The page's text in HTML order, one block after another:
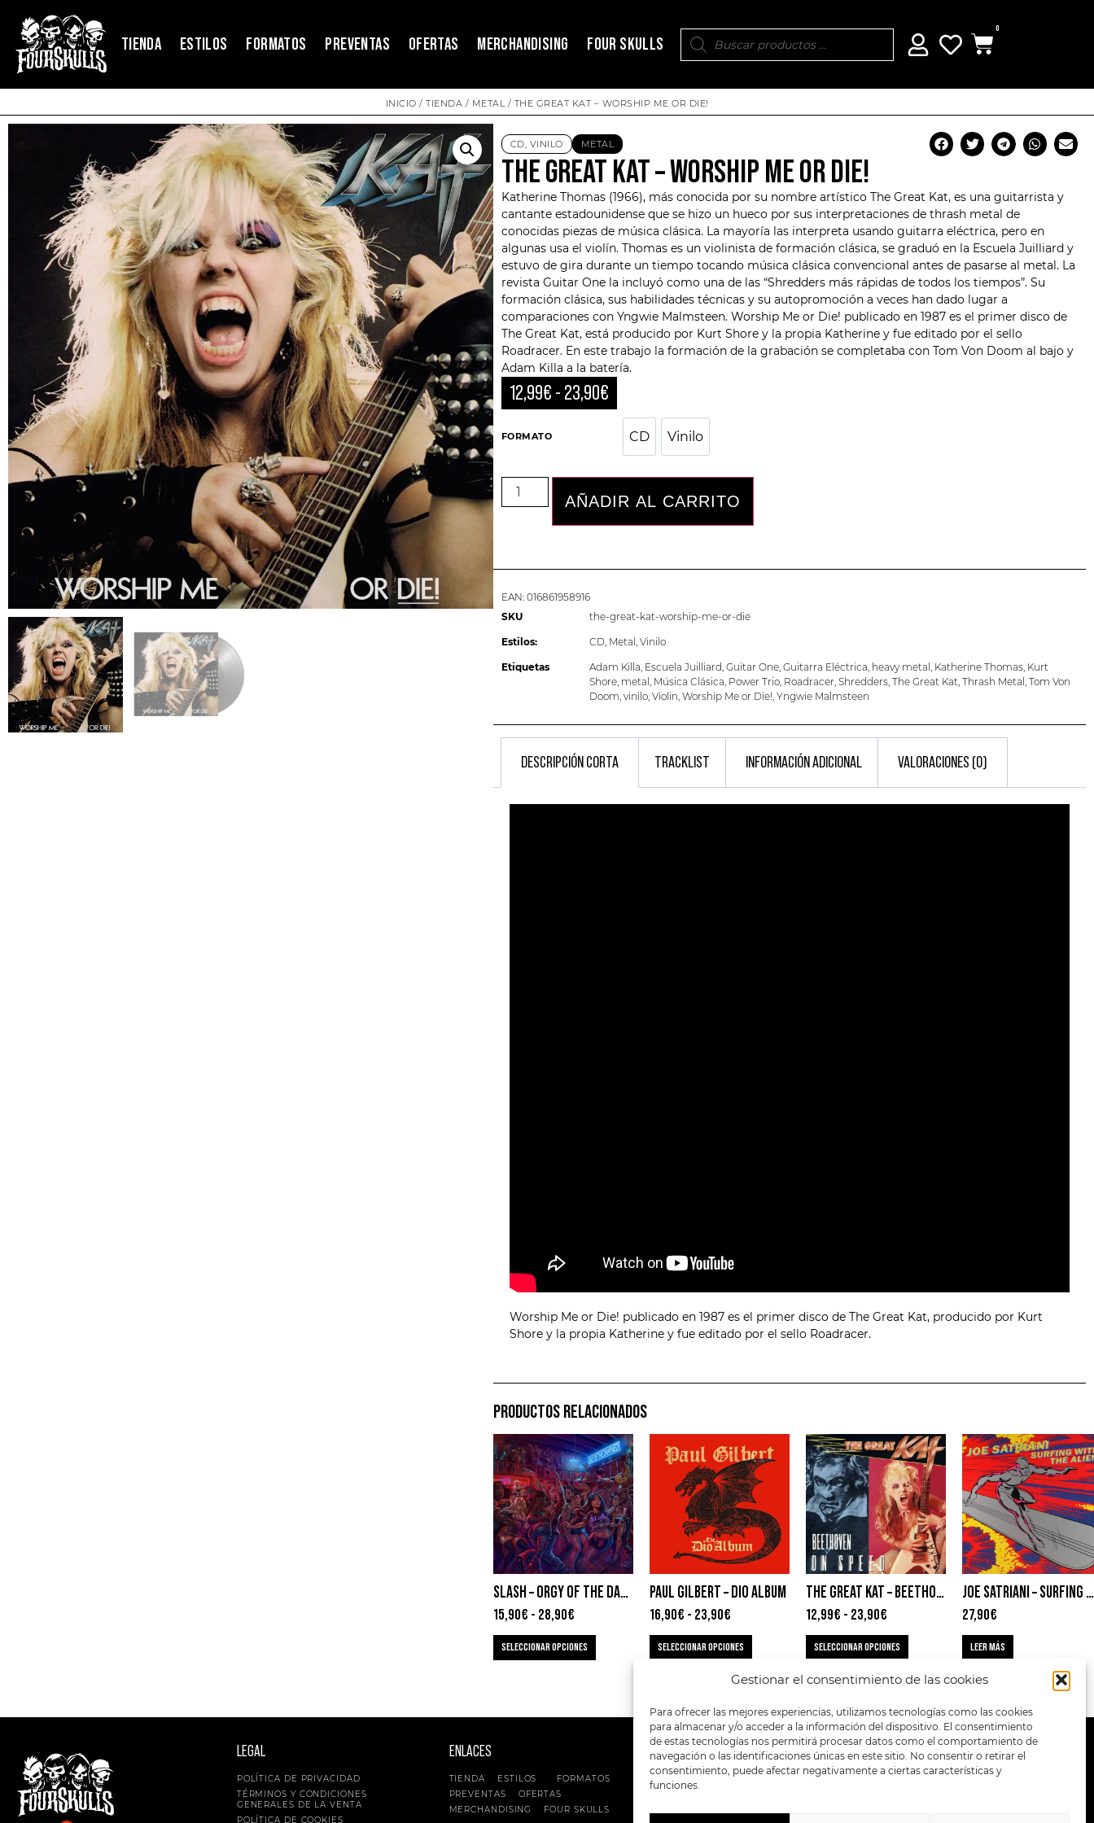
Gestionar el consentimiento de las cookies
Para ofrecer las mejores experiencias, utilizamos tecnologías como las cookies
para almacenar y/o acceder a la información del dispositivo. El consentimiento
de estas tecnologías nos permitirá procesar datos como el comportamiento de
navegación o las identificaciones únicas en este sitio. No consentir o retirar el
consentimiento, puede afectar negativamente a ciertas características y
funciones.
TIENDA ESTILOS FORMATOS PREVENTAS OFERTAS MERCHANDISING FOUR SKULLS
0
INICIO / TIENDA / METAL/ THE GREAT KAT – WORSHIP ME OR DIE!
CD, VINILO METAL
THE GREAT KAT – WORSHIP ME OR DIE!
Katherine Thomas (1966), más conocida por su nombre artístico The Great Kat, es una guitarrista y
cantante estadounidense que se hizo un hueco por sus interpretaciones de thrash metal de
conocidas piezas de música clásica. La mayoría las interpreta usando guitarra eléctrica, pero en
algunas usa el violín. Thomas es un violinista de formación clásica, se graduó en la Escuela Juilliard y
estuvo de gira durante un tiempo tocando música clásica convencional antes de pasarse al metal. La
revista Guitar One la incluyó como una de las “Shredders más rápidas de todos los tiempos”. Su
formación clásica, sus habilidades técnicas y su autopromoción a veces han dado lugar a
comparaciones con Yngwie Malmsteen. Worship Me or Die! publicado en 1987 es el primer disco de
The Great Kat, está producido por Kurt Shore y la propia Katherine y fue editado por el sello
Roadracer. En este trabajo la formación de la grabación se completaba con Tom Von Doom al bajo y
Adam Killa a la batería.
12,99€ - 23,90€
FORMATO CD CDVinilo
AÑADIR AL CARRITO
EAN: 016861958916
SKU
the-great-kat-worship-me-or-die
Estilos: CD, Metal , Vinilo
Etiquetas Adam Killa, Escuela Juilliard, Guitar One, Guitarra Eléctrica, heavy metal , Katherine Thomas, Kurt
Shore, metal , Música Clásica, Power Trio, Roadracer, Shredders, The Great Kat, Thrash Metal , Tom Von
Doom, vinilo, Violin, Worship Me or Die!, Yngwie Malmsteen
DESCRIPCIÓN CORTA TRACKLIST INFORMACIÓN ADICIONAL VALORACIONES (0)
Worship Me or Die! publicado en 1987 es el primer disco de The Great Kat, producido por Kurt
Shore y la propia Katherine y fue editado por el sello Roadracer.
PRODUCTOS RELACIONADOS
SLASH – ORGY OF THE DAMNED
15,90€ - 28,90€
SELECCIONAR OPCIONES
PAUL GILBERT – DIO ALBUM
16,90€ - 23,90€
SELECCIONAR OPCIONES
THE GREAT KAT – BEETHOVEN ON SPEED
12,99€ - 23,90€
SELECCIONAR OPCIONES
JOE SATRIANI – SURFING WITH THE ALIEN
27,90€
LEER MÁS
LEGAL
POLÍTICA DE PRIVACIDAD
TÉRMINOS Y CONDICIONES
GENERALES DE LA VENTA
POLÍTICA DE COOKIES
ENLACES
TIENDA ESTILOS
FORMATOS
PREVENTAS
OFERTAS
MERCHANDISING
FOUR SKULLS
SIGUENOS EN: METODOS DE PAGO: